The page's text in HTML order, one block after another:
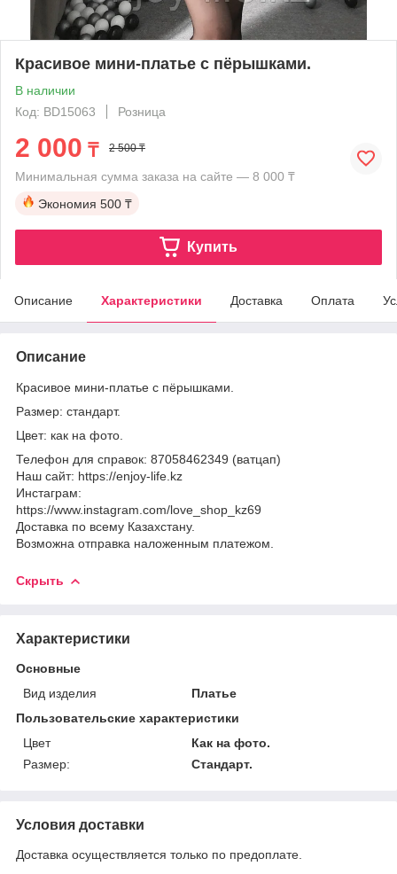
Красивое мини-платье с пёрышками.
В наличии
Код: BD15063
Розница
2 000 ₸ 2 500 ₸
Минимальная сумма заказа на сайте — 8 000 ₸
Экономия 500 ₸
Купить
Описание Характеристики Доставка Оплата
Описание
Красивое мини-платье с пёрышками.
Размер: стандарт.
Цвет: как на фото.
Телефон для справок: 87058462349 (ватцап)
Наш сайт: https://enjoy-life.kz
Инстаграм:
https://www.instagram.com/love_shop_kz69
Доставка по всему Казахстану.
Возможна отправка наложенным платежом.
Скрыть
Характеристики
Основные
Вид изделия
Платье
Пользовательские характеристики
Цвет
Как на фото.
Размер:
Стандарт.
Условия доставки
Доставка осуществляется только по предоплате.